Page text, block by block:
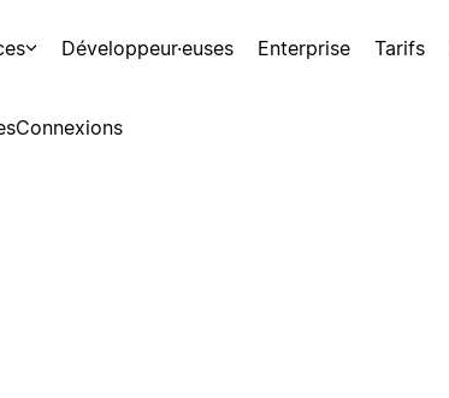
Développeur·euses Enterprise Tarifs
Connexions